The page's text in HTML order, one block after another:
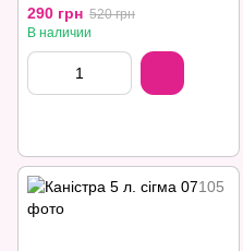
290 грн 520 грн
В наличии